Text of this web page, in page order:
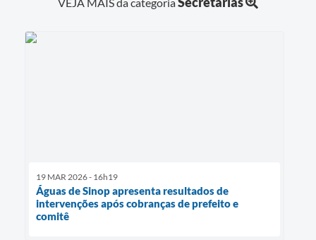
VEJA MAIS da categoria
19 MAR 2026 - 16h19
Águas de Sinop apresenta resultados de
intervenções após cobranças de prefeito e
comitê